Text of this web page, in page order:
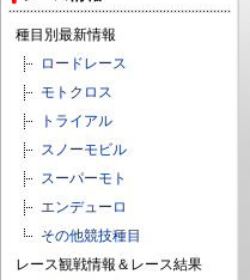
種目別最新情報
ロードレース
モトクロス
トライアル
スノーモビル
スーパーモト
エンデューロ
その他競技種目
レース観戦情報＆レース結果